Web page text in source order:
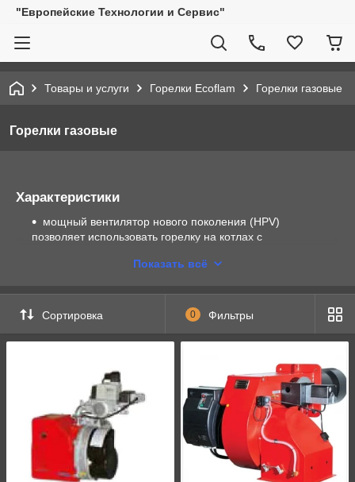
"Европейские Технологии и Сервис"
Товары и услуги Горелки Ecoflam Горелки газовые
Горелки газовые
Характеристики
мощный вентилятор нового поколения (HPV)
позволяет использовать горелку на котлах с
Огневая головка проста в сборке, ее положение
регулируется для обеспечения оптимальной
сочетаемости горелки с котлом
предусмотрен единственный крепежный болт, на
который горелку можно подвесить за специальный
крючок в различных пространственных положениях
Новый воздушный клапан с прогрессивной
микрометрической системой регулирования воздуха
Отдельная газовая рампа (подбираемая в
зависимости от входного давления газа) легко
Показать всё
Сортировка 0 Фильтры